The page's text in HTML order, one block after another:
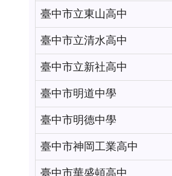
臺中市立東山高中
臺中市立清水高中
臺中市立新社高中
臺中市明道中學
臺中市明德中學
臺中市神岡工業高中
臺中市華盛頓高中